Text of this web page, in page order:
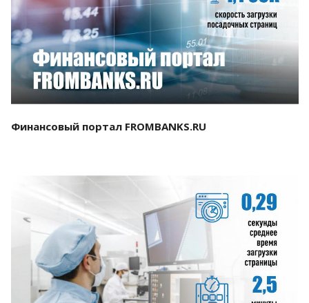
Смотреть проект
Финансовый портал FROMBANKS.RU
Смотреть проект